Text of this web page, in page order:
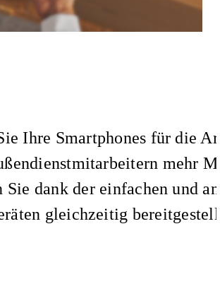
Ihre Smartphones für die
mehr
Sie dank der einfachen und
gleichzeitig